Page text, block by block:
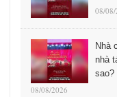
08/
Nhà
nhà
sao?
08/08/2026